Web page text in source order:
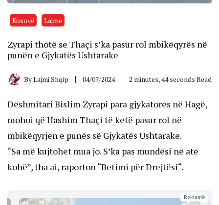
Kosovë Lajme
Zyrapi thotë se Thaçi s’ka pasur rol mbikëqyrës në
punën e Gjykatës Ushtarake
ByLajmi Shqip 04/07/2024 2 minutes, 44 seconds Read
Dëshmitari Bislim Zyrapi para gjykatores në Hagë,
mohoi që Hashim Thaçi të ketë pasur rol në
mbikëqyrjen e punës së Gjykatës Ushtarake.
“Sa më kujtohet mua jo. S’ka pas mundësi në atë
kohë”, tha ai, raporton “Betimi për Drejtësi“.
Reklamë